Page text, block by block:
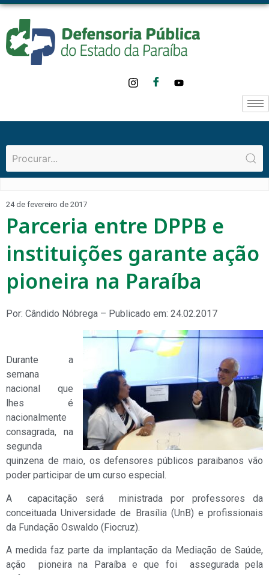
24 de fevereiro de 2017
Parceria entre DPPB e
instituições garante ação
pioneira na Paraíba
Por: Cândido Nóbrega – Publicado em: 24.02.2017
Durante a
semana
nacional que
lhes é
nacionalmente
consagrada, na
segunda
quinzena de maio, os defensores públicos paraibanos vão
poder participar de um curso especial.
A capacitação será ministrada por professores da
conceituada Universidade de Brasília (UnB) e profissionais
da Fundação Oswaldo (Fiocruz).
A medida faz parte da implantação da Mediação de Saúde,
ação pioneira na Paraíba e que foi assegurada pela